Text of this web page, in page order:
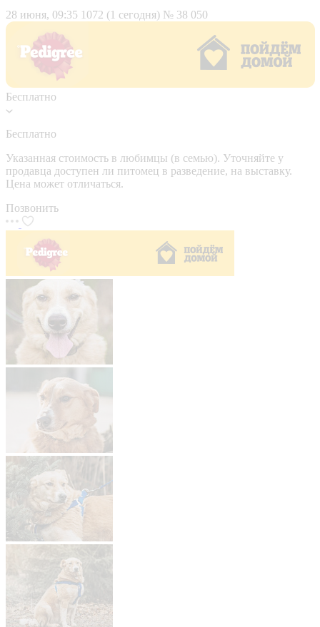
28 июня, 09:35 1072 (1 сегодня) № 38 050
Бесплатно
Бесплатно
Указанная стоимость в любимцы (в семью). Уточняйте у
продавца доступен ли питомец в разведение, на выставку.
Цена может отличаться.
Позвонить